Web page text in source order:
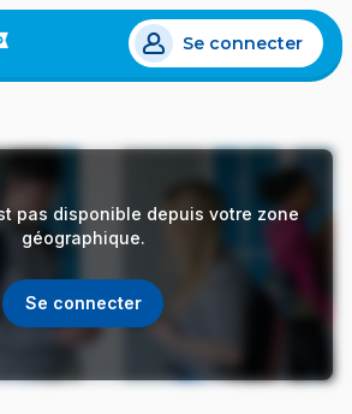
Se connecter
pas disponible depuis votre zone
géographique.
Se connecter